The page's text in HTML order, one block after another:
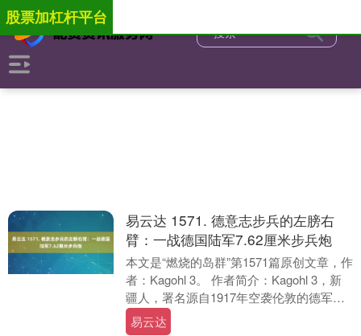
股票加杠杆平台
易云达 1571. 德意志步兵的左膀右
臂：一战德国陆军7.62厘米步兵炮
本文是“燃烧的岛群”第1571篇原创文章，作
者：Kagohl 3。 作者简介：Kagohl 3，新
疆人，署名源自1917年空袭伦敦的德军轰
炸机部队，热衷科普第一....
易云达